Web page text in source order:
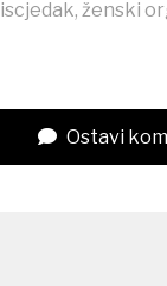
iscjedak, ženski
Ostavi